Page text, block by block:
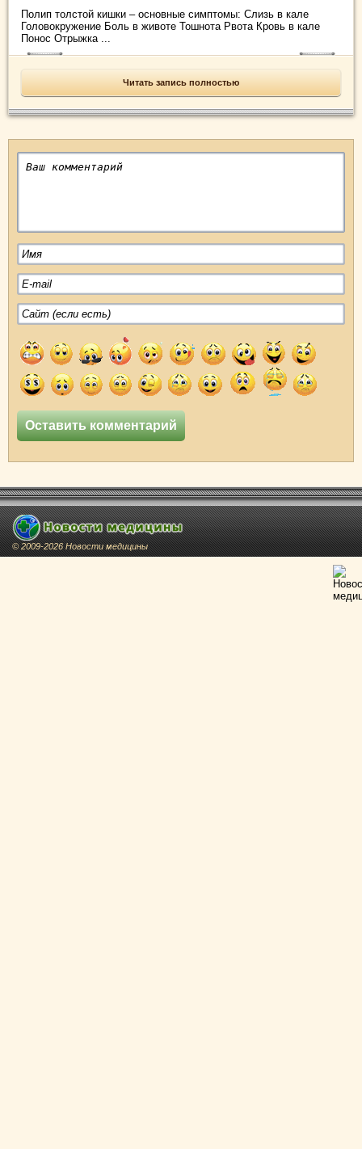
Полип толстой кишки – основные симптомы: Слизь в кале
Головокружение Боль в животе Тошнота Рвота Кровь в кале
Понос Отрыжка ...
Читать запись полностью
© 2009-2026 Новости медицины